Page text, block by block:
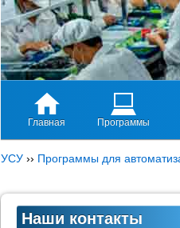
Главная Программы
УСУ ›› Программы для
Наши контакты